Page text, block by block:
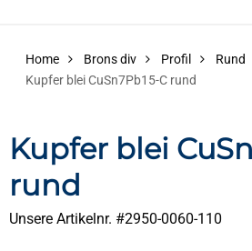
Home Brons div Profil
Rund
Kupfer blei CuSn7Pb15-C rund
Kupfer blei
rund
Unsere Artikelnr. #2950-0060-110